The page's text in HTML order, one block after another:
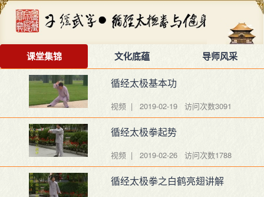
课堂集锦 文化底蕴 导师风采
循经太极基本功
视频 | 2019-02-19 访问次数3091
循经太极拳起势
视频 | 2019-02-26 访问次数1788
循经太极拳之白鹤亮翅讲解